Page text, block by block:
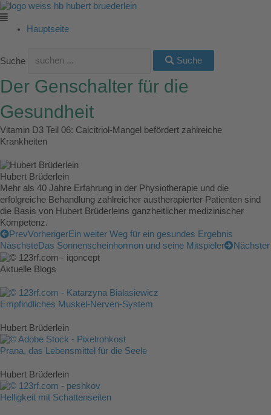
Zum
Inhalt
springen
Main
Menu
Hauptseite
Suche Suche
Der Genschalter für die
Gesundheit
Vitamin D3 Teil 06: Calcitriol-Mangel befördert zahlreiche
Krankheiten
Hubert Brüderlein
Mehr als 40 Jahre Erfahrung in der Physiotherapie und die
erfolgreiche Behandlung zahlreicher austherapierter Patienten sind
die Basis von Hubert Brüderleins ganzheitlicher medizinischer
Kompetenz.
PrevVorherigerEin weiter Weg für ein gesundes Ergebnis
NäschsteDas Sonnenscheinhormon und seine Mitspieler Nächster
Aktuelle Blogs
Empfindliches Muskel-Nerven-System
Hubert Brüderlein
Prana, das Lebensmittel für die Seele
Hubert Brüderlein
Helligkeit mit Schattenseiten
Main
Menu
Main
Menu
Main
Menu
Main
Menu